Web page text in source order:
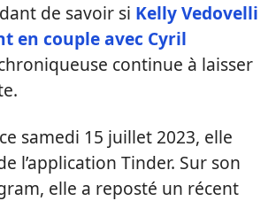
de savoir si Kelly Vedovelli
en couple avec Cyril
continue à laisser
samedi 15 juillet 2023, elle
l’application Tinder. Sur son
elle a reposté un récent